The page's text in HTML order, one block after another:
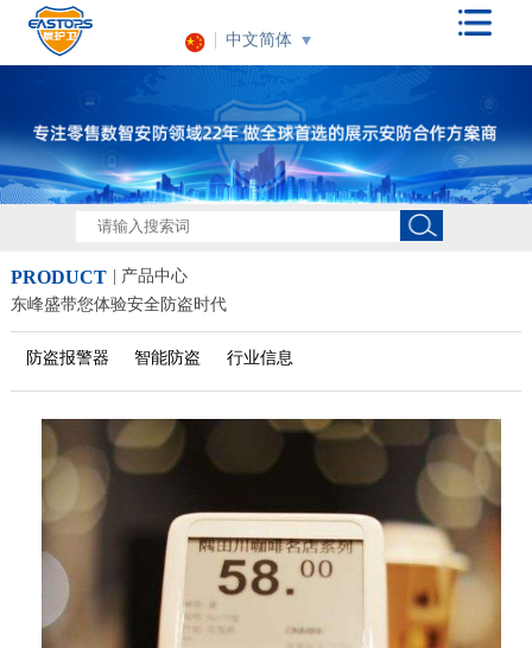
中文简体
PRODUCT | 产品中心
东峰盛带您体验安全防盗时代
防盗报警器 智能防盗 行业信息